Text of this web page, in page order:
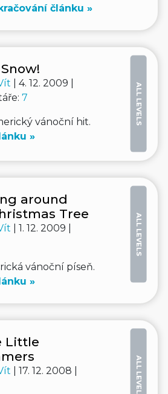
článku »
ALL LEVELS
| 4. 12. 2009 |
7
vánoční hit.
»
ALL LEVELS
around
Tree
| 1. 12. 2009 |
vánoční píseň.
»
ALL LEVELS
Little
| 17. 12. 2008 |